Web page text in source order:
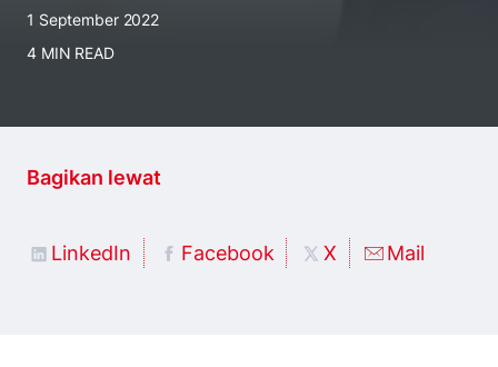
1 September 2022
4 MIN READ
Bagikan lewat
LinkedIn Facebook X Mail